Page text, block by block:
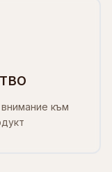
към